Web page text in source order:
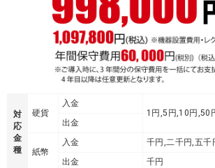
対
応
金
種
硬貨
入金
1円,5円,10円,50
出金
紙幣
入金
千円,二千円,五千
出金
千円